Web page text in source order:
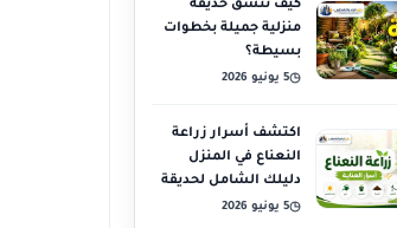
كيف تنسق حديقة
منزلية جميلة بخطوات
بسيطة؟
◷5 يونيو 2026
اكتشف أسرار زراعة
النعناع في المنزل
دليلك الشامل لحديقة
عطرية
◷5 يونيو 2026